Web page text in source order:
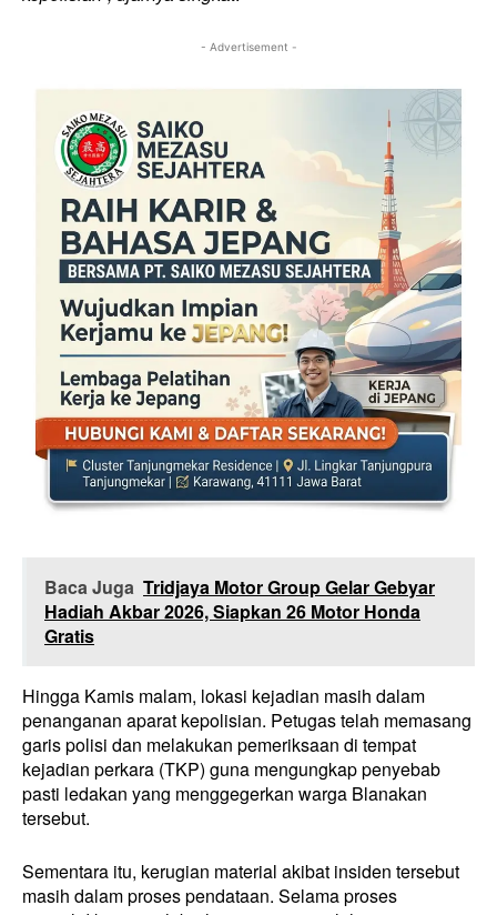
- Advertisement -
Baca Juga Tridjaya Motor Group Gelar Gebyar
Hadiah Akbar 2026, Siapkan 26 Motor Honda
Gratis
Hingga Kamis malam, lokasi kejadian masih dalam
penanganan aparat kepolisian. Petugas telah memasang
garis polisi dan melakukan pemeriksaan di tempat
kejadian perkara (TKP) guna mengungkap penyebab
pasti ledakan yang menggegerkan warga Blanakan
tersebut.
Sementara itu, kerugian material akibat insiden tersebut
masih dalam proses pendataan. Selama proses